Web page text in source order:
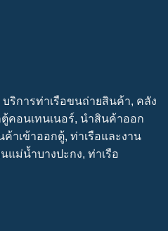
ริการท่าเรือขนถ่ายสินค้า, คลัง
คอนเทนเนอร์, นำสินค้าออก
าเข้าออกตู้, ท่าเรือและงาน
แม่น้ำบางปะกง, ท่าเรือ